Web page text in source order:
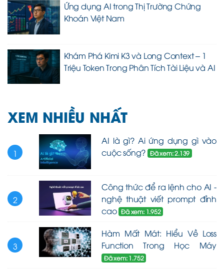
Ứng dụng AI trong Thị Trường Chứng
Khoán Việt Nam
Khám Phá Kimi K3 và Long Context – 1
Triệu Token Trong Phân Tích Tài Liệu và AI
XEM NHIỀU NHẤT
1
AI là gì? Ai ứng dụng gì vào
cuộc sống? Đã xem: 2.139
2
Công thức để ra lệnh cho AI -
nghệ thuật viết prompt đỉnh
cao Đã xem: 1.952
3
Hàm Mất Mát: Hiểu Về Loss
Function Trong Học Máy
Đã xem: 1.752